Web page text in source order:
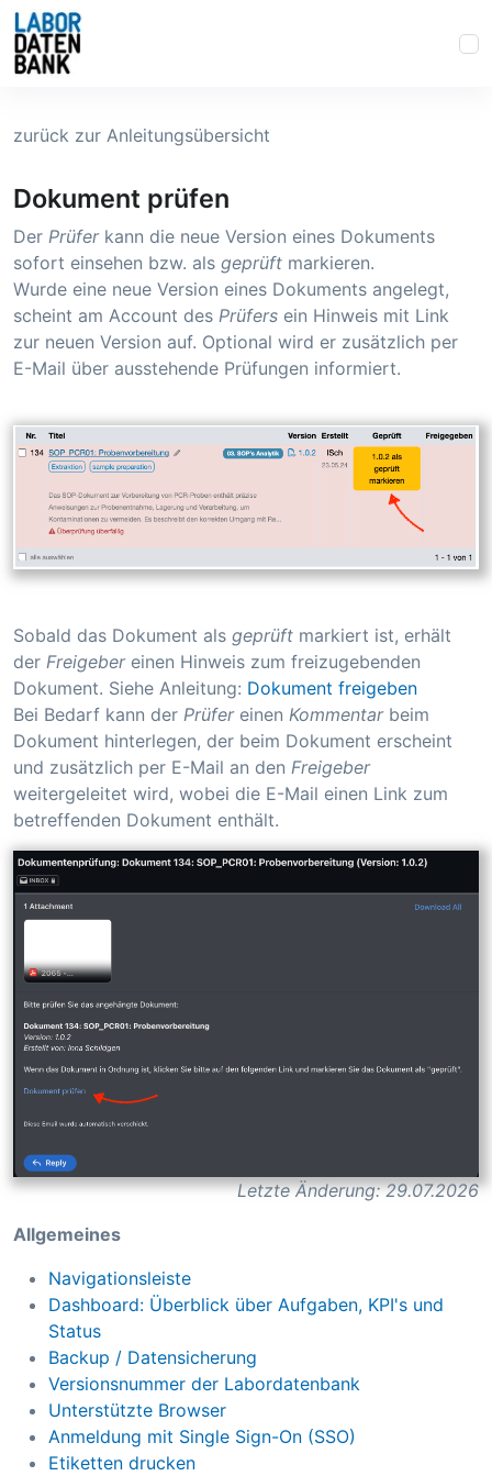
zurück zur Anleitungsübersicht
Dokument prüfen
Der Prüferkann die neue Version eines Dokuments
sofort einsehen bzw. als geprüft markieren.
Wurde eine neue Version eines Dokuments angelegt,
scheint am Account des Prüfers ein Hinweis mit Link
zur neuen Version auf. Optional wird er zusätzlich per
E-Mail über ausstehende Prüfungen informiert.
Sobald das Dokument als geprüft markiert ist, erhält
der Freigebereinen Hinweis zum freizugebenden
Dokument. Siehe Anleitung: Dokument freigeben
Bei Bedarf kann der Prüfereinen Kommentarbeim
Dokument hinterlegen, der beim Dokument erscheint
und zusätzlich per E-Mail an den Freigeber
weitergeleitet wird, wobei die E-Mail einen Link zum
betreffenden Dokument enthält.
Letzte Änderung: 29.07.2026
Allgemeines
Navigationsleiste
Dashboard: Überblick über Aufgaben, KPI's und
Status
Backup / Datensicherung
Versionsnummer der Labordatenbank
Unterstützte Browser
Anmeldung mit Single Sign-On (SSO)
Etiketten drucken